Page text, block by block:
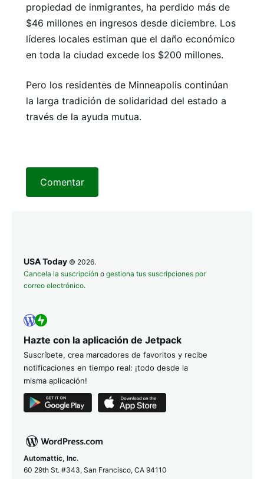
propiedad de inmigrantes, ha perdido más de
$46 millones en ingresos desde diciembre. Los
líderes locales estiman que el daño económico
en toda la ciudad excede los $200 millones.
Pero los residentes de Minneapolis continúan
la larga tradición de solidaridad del estado a
través de la ayuda mutua.
Comentar
USA Today © 2026.
Cancela la suscripción o gestiona tus suscripciones por
correo electrónico.
Hazte con la aplicación de Jetpack
Suscríbete, crea marcadores de favoritos y recibe
notificaciones en tiempo real: ¡todo desde la
misma aplicación!
Automattic, Inc.
60 29th St. #343, San Francisco, CA 94110